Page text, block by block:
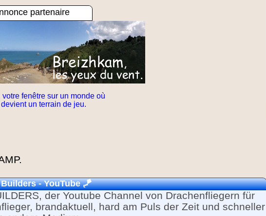
partenaire
fenêtre sur un monde où
un terrain de jeu.
- YouTube🪁
der Youtube Channel von Drachenfliegern für
brandaktuell, hard am Puls der Zeit und schneller